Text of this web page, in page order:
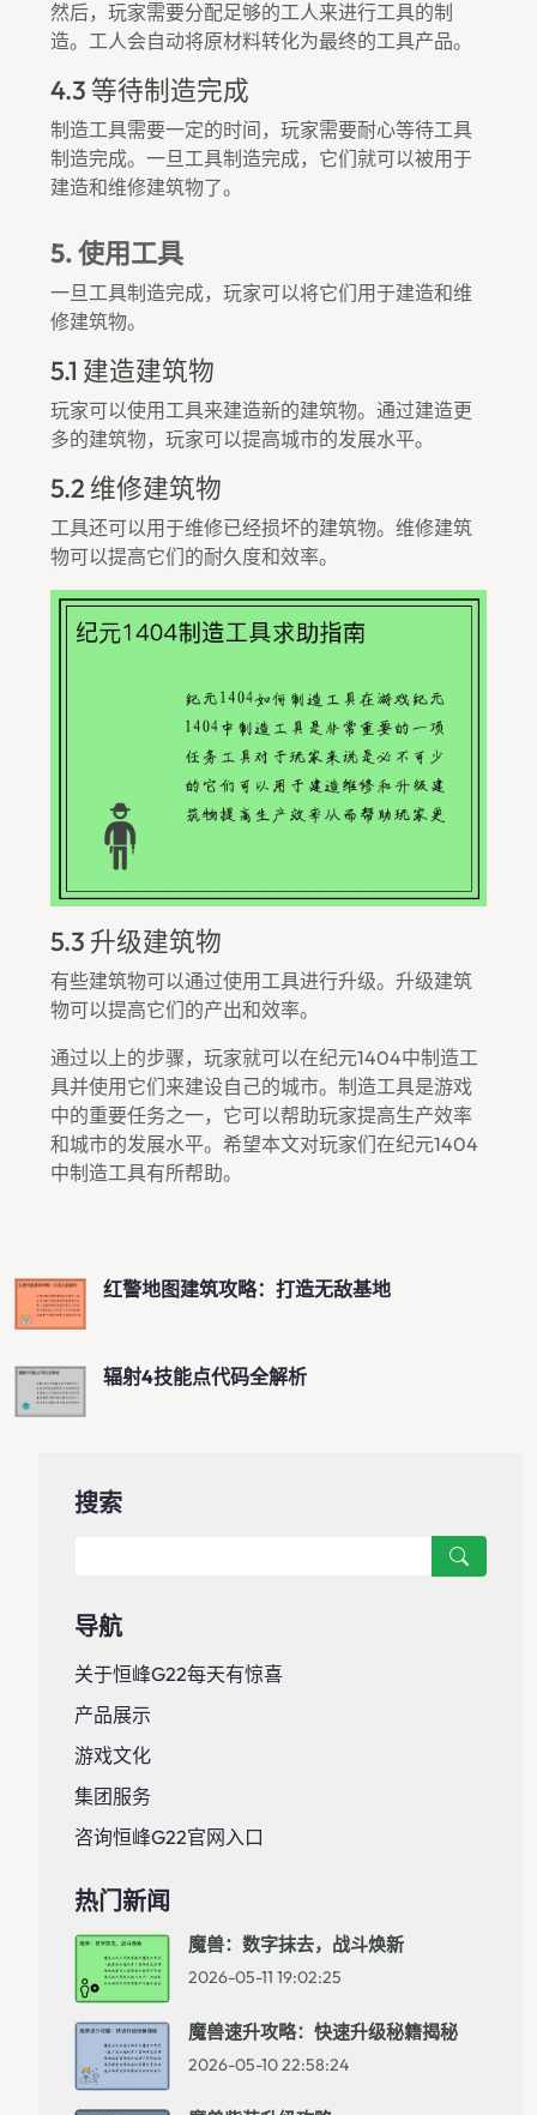
然后，玩家需要分配足够的工人来进行工具的制
造。工人会自动将原材料转化为最终的工具产品。
4.3 等待制造完成
制造工具需要一定的时间，玩家需要耐心等待工具
制造完成。一旦工具制造完成，它们就可以被用于
建造和维修建筑物了。
5. 使用工具
一旦工具制造完成，玩家可以将它们用于建造和维
修建筑物。
5.1 建造建筑物
玩家可以使用工具来建造新的建筑物。通过建造更
多的建筑物，玩家可以提高城市的发展水平。
5.2 维修建筑物
工具还可以用于维修已经损坏的建筑物。维修建筑
物可以提高它们的耐久度和效率。
5.3 升级建筑物
有些建筑物可以通过使用工具进行升级。升级建筑
物可以提高它们的产出和效率。
通过以上的步骤，玩家就可以在纪元1404中制造工
具并使用它们来建设自己的城市。制造工具是游戏
中的重要任务之一，它可以帮助玩家提高生产效率
和城市的发展水平。希望本文对玩家们在纪元1404
中制造工具有所帮助。
红警地图建筑攻略：打造无敌基地
辐射4技能点代码全解析
搜索
导航
关于恒峰g22每天有惊喜
产品展示
游戏文化
集团服务
咨询恒峰g22官网入口
热门新闻
魔兽：数字抹去，战斗焕新
2026-05-11 19:02:25
魔兽速升攻略：快速升级秘籍揭秘
2026-05-10 22:58:24